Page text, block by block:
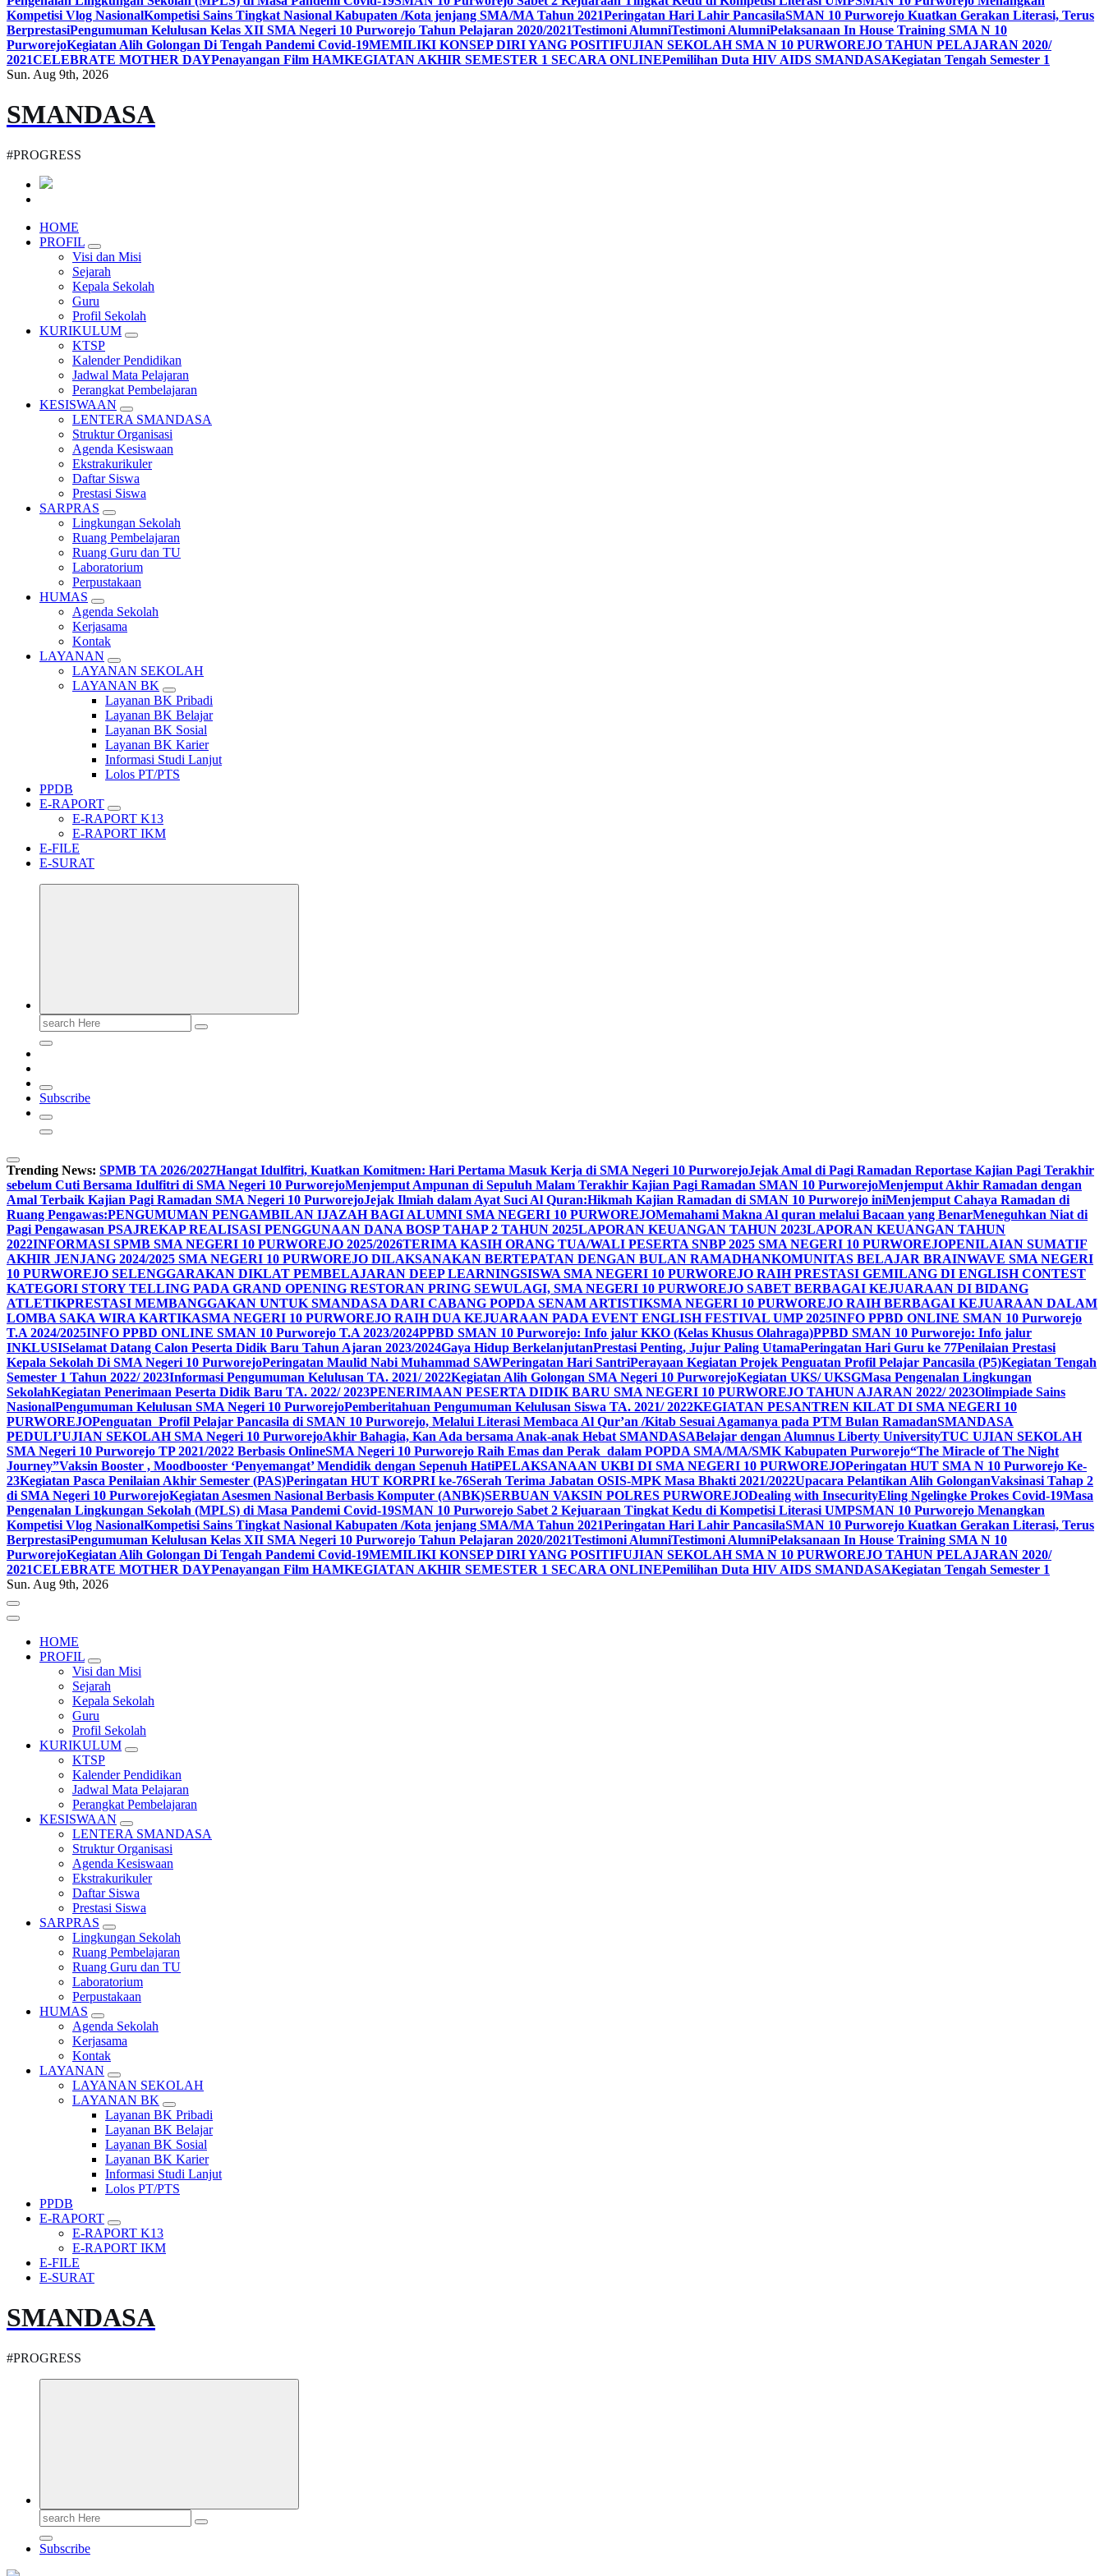
Kompetisi Vlog NasionalKompetisi Sains Tingkat Nasional Kabupaten /Kota jenjang SMA/MA Tahun 2021Peringatan Hari Lahir PancasilaSMAN 10 Purworejo Kuatkan Gerakan Literasi, Terus
BerprestasiPengumuman Kelulusan Kelas XII SMA Negeri 10 Purworejo Tahun Pelajaran 2020/2021Testimoni AlumniTestimoni AlumniPelaksanaan In House Training SMA N 10
PurworejoKegiatan Alih Golongan Di Tengah Pandemi Covid-19MEMILIKI KONSEP DIRI YANG POSITIFUJIAN SEKOLAH SMA N 10 PURWOREJO TAHUN PELAJARAN 2020/
2021CELEBRATE MOTHER DAYPenayangan Film HAMKEGIATAN AKHIR SEMESTER 1 SECARA ONLINEPemilihan Duta HIV AIDS SMANDASAKegiatan Tengah Semester 1
Sun. Aug 9th, 2026
SMANDASA
#PROGRESS
HOME
PROFIL
Visi dan Misi
Sejarah
Kepala Sekolah
Guru
Profil Sekolah
KURIKULUM
KTSP
Kalender Pendidikan
Jadwal Mata Pelajaran
Perangkat Pembelajaran
KESISWAAN
LENTERA SMANDASA
Struktur Organisasi
Agenda Kesiswaan
Ekstrakurikuler
Daftar Siswa
Prestasi Siswa
SARPRAS
Lingkungan Sekolah
Ruang Pembelajaran
Ruang Guru dan TU
Laboratorium
Perpustakaan
HUMAS
Agenda Sekolah
Kerjasama
Kontak
LAYANAN
LAYANAN SEKOLAH
LAYANAN BK
Layanan BK Pribadi
Layanan BK Belajar
Layanan BK Sosial
Layanan BK Karier
Informasi Studi Lanjut
Lolos PT/PTS
PPDB
E-RAPORT
E-RAPORT K13
E-RAPORT IKM
E-FILE
E-SURAT
Search
for:
Subscribe
Trending News: SPMB TA 2026/2027Hangat Idulfitri, Kuatkan Komitmen: Hari Pertama Masuk Kerja di SMA Negeri 10 PurworejoJejak Amal di Pagi Ramadan Reportase Kajian Pagi Terakhir
sebelum Cuti Bersama Idulfitri di SMA Negeri 10 PurworejoMenjemput Ampunan di Sepuluh Malam Terakhir Kajian Pagi Ramadan SMAN 10 PurworejoMenjemput Akhir Ramadan dengan
Amal Terbaik Kajian Pagi Ramadan SMA Negeri 10 PurworejoJejak Ilmiah dalam Ayat Suci Al Quran:Hikmah Kajian Ramadan di SMAN 10 Purworejo iniMenjemput Cahaya Ramadan di
Ruang Pengawas:PENGUMUMAN PENGAMBILAN IJAZAH BAGI ALUMNI SMA NEGERI 10 PURWOREJOMemahami Makna Al quran melalui Bacaan yang BenarMeneguhkan Niat di
Pagi Pengawasan PSAJREKAP REALISASI PENGGUNAAN DANA BOSP TAHAP 2 TAHUN 2025LAPORAN KEUANGAN TAHUN 2023LAPORAN KEUANGAN TAHUN
2022INFORMASI SPMB SMA NEGERI 10 PURWOREJO 2025/2026TERIMA KASIH ORANG TUA/WALI PESERTA SNBP 2025 SMA NEGERI 10 PURWOREJOPENILAIAN SUMATIF
AKHIR JENJANG 2024/2025 SMA NEGERI 10 PURWOREJO DILAKSANAKAN BERTEPATAN DENGAN BULAN RAMADHANKOMUNITAS BELAJAR BRAINWAVE SMA NEGERI
10 PURWOREJO SELENGGARAKAN DIKLAT PEMBELAJARAN DEEP LEARNINGSISWA SMA NEGERI 10 PURWOREJO RAIH PRESTASI GEMILANG DI ENGLISH CONTEST
KATEGORI STORY TELLING PADA GRAND OPENING RESTORAN PRING SEWULAGI, SMA NEGERI 10 PURWOREJO SABET BERBAGAI KEJUARAAN DI BIDANG
ATLETIKPRESTASI MEMBANGGAKAN UNTUK SMANDASA DARI CABANG POPDA SENAM ARTISTIKSMA NEGERI 10 PURWOREJO RAIH BERBAGAI KEJUARAAN DALAM
LOMBA SAKA WIRA KARTIKASMA NEGERI 10 PURWOREJO RAIH DUA KEJUARAAN PADA EVENT ENGLISH FESTIVAL UMP 2025INFO PPBD ONLINE SMAN 10 Purworejo
T.A 2024/2025INFO PPBD ONLINE SMAN 10 Purworejo T.A 2023/2024PPBD SMAN 10 Purworejo: Info jalur KKO (Kelas Khusus Olahraga)PPBD SMAN 10 Purworejo: Info jalur
INKLUSISelamat Datang Calon Peserta Didik Baru Tahun Ajaran 2023/2024Gaya Hidup BerkelanjutanPrestasi Penting, Jujur Paling UtamaPeringatan Hari Guru ke 77Penilaian Prestasi
Kepala Sekolah Di SMA Negeri 10 PurworejoPeringatan Maulid Nabi Muhammad SAWPeringatan Hari SantriPerayaan Kegiatan Projek Penguatan Profil Pelajar Pancasila (P5)Kegiatan Tengah
Semester 1 Tahun 2022/ 2023Informasi Pengumuman Kelulusan TA. 2021/ 2022Kegiatan Alih Golongan SMA Negeri 10 PurworejoKegiatan UKS/ UKSGMasa Pengenalan Lingkungan
SekolahKegiatan Penerimaan Peserta Didik Baru TA. 2022/ 2023PENERIMAAN PESERTA DIDIK BARU SMA NEGERI 10 PURWOREJO TAHUN AJARAN 2022/ 2023Olimpiade Sains
NasionalPengumuman Kelulusan SMA Negeri 10 PurworejoPemberitahuan Pengumuman Kelulusan Siswa TA. 2021/ 2022KEGIATAN PESANTREN KILAT DI SMA NEGERI 10
PURWOREJOPenguatan Profil Pelajar Pancasila di SMAN 10 Purworejo, Melalui Literasi Membaca Al Qur’an /Kitab Sesuai Agamanya pada PTM Bulan RamadanSMANDASA
PEDULI’UJIAN SEKOLAH SMA Negeri 10 PurworejoAkhir Bahagia, Kan Ada bersama Anak-anak Hebat SMANDASABelajar dengan Alumnus Liberty UniversityTUC UJIAN SEKOLAH
SMA Negeri 10 Purworejo TP 2021/2022 Berbasis OnlineSMA Negeri 10 Purworejo Raih Emas dan Perak dalam POPDA SMA/MA/SMK Kabupaten Purworejo“The Miracle of The Night
Journey”Vaksin Booster , Moodbooster ‘Penyemangat’ Mendidik dengan Sepenuh HatiPELAKSANAAN UKBI DI SMA NEGERI 10 PURWOREJOPeringatan HUT SMA N 10 Purworejo Ke-
23Kegiatan Pasca Penilaian Akhir Semester (PAS)Peringatan HUT KORPRI ke-76Serah Terima Jabatan OSIS-MPK Masa Bhakti 2021/2022Upacara Pelantikan Alih GolonganVaksinasi Tahap 2
di SMA Negeri 10 PurworejoKegiatan Asesmen Nasional Berbasis Komputer (ANBK)SERBUAN VAKSIN POLRES PURWOREJODealing with InsecurityEling Ngelingke Prokes Covid-19Masa
Pengenalan Lingkungan Sekolah (MPLS) di Masa Pandemi Covid-19SMAN 10 Purworejo Sabet 2 Kejuaraan Tingkat Kedu di Kompetisi Literasi UMPSMAN 10 Purworejo Menangkan
Kompetisi Vlog NasionalKompetisi Sains Tingkat Nasional Kabupaten /Kota jenjang SMA/MA Tahun 2021Peringatan Hari Lahir PancasilaSMAN 10 Purworejo Kuatkan Gerakan Literasi, Terus
BerprestasiPengumuman Kelulusan Kelas XII SMA Negeri 10 Purworejo Tahun Pelajaran 2020/2021Testimoni AlumniTestimoni AlumniPelaksanaan In House Training SMA N 10
PurworejoKegiatan Alih Golongan Di Tengah Pandemi Covid-19MEMILIKI KONSEP DIRI YANG POSITIFUJIAN SEKOLAH SMA N 10 PURWOREJO TAHUN PELAJARAN 2020/
2021CELEBRATE MOTHER DAYPenayangan Film HAMKEGIATAN AKHIR SEMESTER 1 SECARA ONLINEPemilihan Duta HIV AIDS SMANDASAKegiatan Tengah Semester 1
Sun. Aug 9th, 2026
HOME
PROFIL
Visi dan Misi
Sejarah
Kepala Sekolah
Guru
Profil Sekolah
KURIKULUM
KTSP
Kalender Pendidikan
Jadwal Mata Pelajaran
Perangkat Pembelajaran
KESISWAAN
LENTERA SMANDASA
Struktur Organisasi
Agenda Kesiswaan
Ekstrakurikuler
Daftar Siswa
Prestasi Siswa
SARPRAS
Lingkungan Sekolah
Ruang Pembelajaran
Ruang Guru dan TU
Laboratorium
Perpustakaan
HUMAS
Agenda Sekolah
Kerjasama
Kontak
LAYANAN
LAYANAN SEKOLAH
LAYANAN BK
Layanan BK Pribadi
Layanan BK Belajar
Layanan BK Sosial
Layanan BK Karier
Informasi Studi Lanjut
Lolos PT/PTS
PPDB
E-RAPORT
E-RAPORT K13
E-RAPORT IKM
E-FILE
E-SURAT
SMANDASA
#PROGRESS
Search
for:
Subscribe